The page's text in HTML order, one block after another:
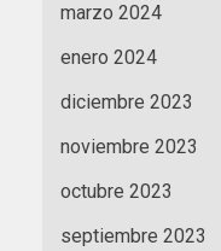
marzo 2024
enero 2024
diciembre 2023
noviembre 2023
octubre 2023
septiembre 2023